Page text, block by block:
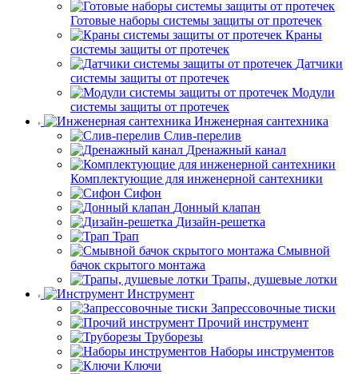
Готовые наборы системы защиты от протечек
Краны
системы защиты от протечек
Датчики
системы защиты от протечек
Модули
системы защиты от протечек
Инженерная сантехника
Слив-перелив
Дренажный канал
Комплектующие для инженерной сантехники
Сифон
Донный клапан
Дизайн-решетка
Трап
Смывной
бачок скрытого монтажа
Трапы, душевые лотки
Инструмент
Запрессовочные тиски
Прочий инструмент
Труборезы
Наборы инструментов
Ключи